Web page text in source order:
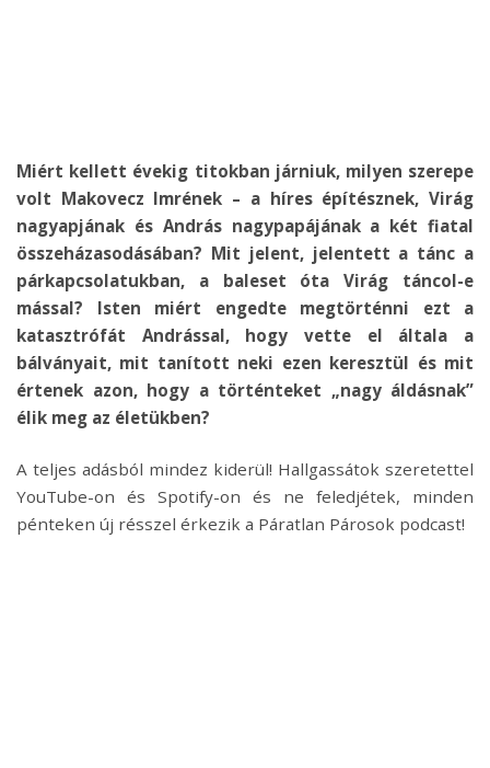
Miért kellett évekig titokban járniuk, milyen szerepe
volt Makovecz Imrének – a híres építésznek, Virág
nagyapjának és András nagypapájának a két fiatal
összeházasodásában? Mit jelent, jelentett a tánc a
párkapcsolatukban, a baleset óta Virág táncol-e
mással? Isten miért engedte megtörténni ezt a
katasztrófát Andrással, hogy vette el általa a
bálványait, mit tanított neki ezen keresztül és mit
értenek azon, hogy a történteket „nagy áldásnak”
élik meg az életükben?
A teljes adásból mindez kiderül! Hallgassátok szeretettel
YouTube-on és Spotify-on és ne feledjétek, minden
pénteken új résszel érkezik a Páratlan Párosok podcast!